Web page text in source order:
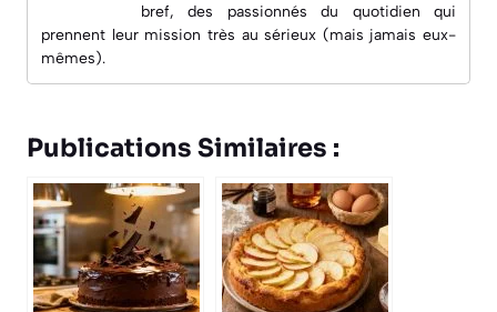
bref, des passionnés du quotidien qui
prennent leur mission très au sérieux (mais jamais eux-
mêmes).
Publications Similaires :